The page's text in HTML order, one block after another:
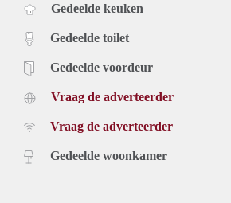
Gedeelde keuken
Gedeelde toilet
Gedeelde voordeur
Vraag de adverteerder
Vraag de adverteerder
Gedeelde woonkamer